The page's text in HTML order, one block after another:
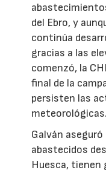
del Ebro, y
continúa
gracias a las
comenzó, la
final de la
persisten las
meteorológicas.
Galván
abastecidos
Huesca,